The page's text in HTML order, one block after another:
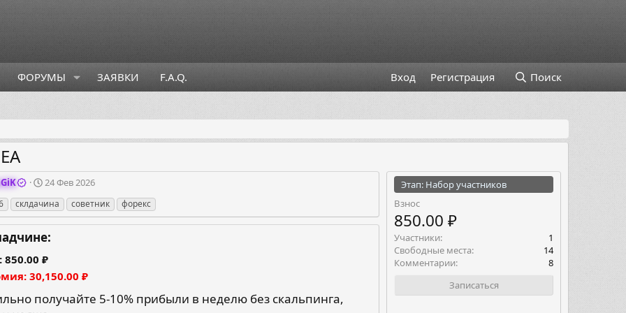
ФОРУМЫ ЗАЯВКИ F.A.Q. Вход Регистрация Поиск
Д
т
а
с
о
з
а
н
24 Фев 2026
склдачина советник форекс
850.00 ₽
30,150.00 ₽
получайте 5-10% прибыли в неделю без скальпинга,
Этап: Набор участников
Взнос
850.00 ₽
Участники
1
Свободные места
14
Комментарии
8
Записаться